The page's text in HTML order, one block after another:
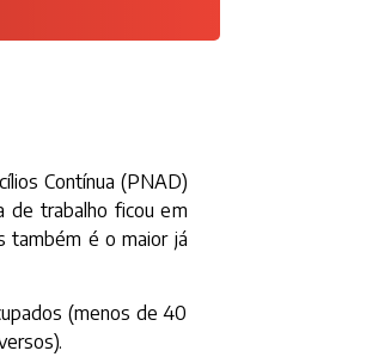
Contínua (PNAD)
de trabalho ficou em
também é o maior já
(menos de 40